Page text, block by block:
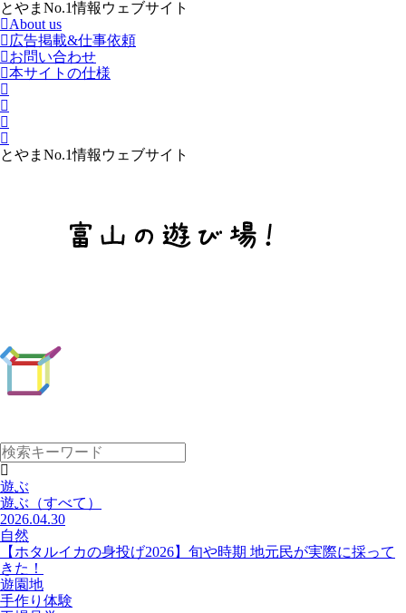
とやまNo.1情報ウェブサイト
About us
広告掲載&仕事依頼
お問い合わせ
本サイトの仕様
とやまNo.1情報ウェブサイト
遊ぶ
遊ぶ （すべて）
2026.04.30
自然
【ホタルイカの身投げ2026】旬や時期 地元民が実際に採って
きた！
遊園地
手作り体験